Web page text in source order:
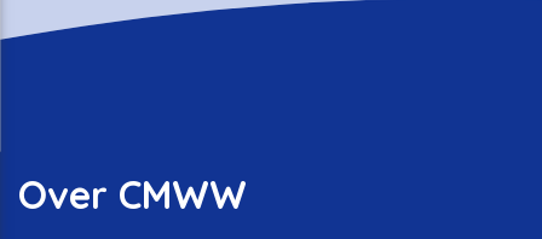
Over CMWW